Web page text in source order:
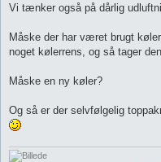
Vi tænker også på dårlig
Måske der har været brugt
noget kølerrens, og så tager
Måske en ny køler?
Og så er der selvfølgelig